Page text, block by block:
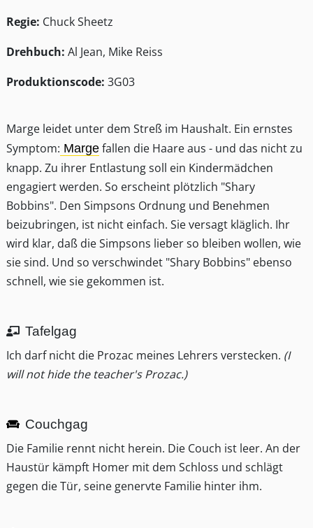
Regie: Chuck Sheetz
Drehbuch: Al Jean, Mike Reiss
Produktionscode: 3G03
Marge leidet unter dem Streß im Haushalt. Ein ernstes
Symptom: Marge fallen die Haare aus - und das nicht zu
knapp. Zu ihrer Entlastung soll ein Kindermädchen
engagiert werden. So erscheint plötzlich "Shary
Bobbins". Den Simpsons Ordnung und Benehmen
beizubringen, ist nicht einfach. Sie versagt kläglich. Ihr
wird klar, daß die Simpsons lieber so bleiben wollen, wie
sie sind. Und so verschwindet "Shary Bobbins" ebenso
schnell, wie sie gekommen ist.
Tafelgag
Ich darf nicht die Prozac meines Lehrers verstecken. (I
will not hide the teacher's Prozac.)
Couchgag
Die Familie rennt nicht herein. Die Couch ist leer. An der
Haustür kämpft Homer mit dem Schloss und schlägt
gegen die Tür, seine genervte Familie hinter ihm.